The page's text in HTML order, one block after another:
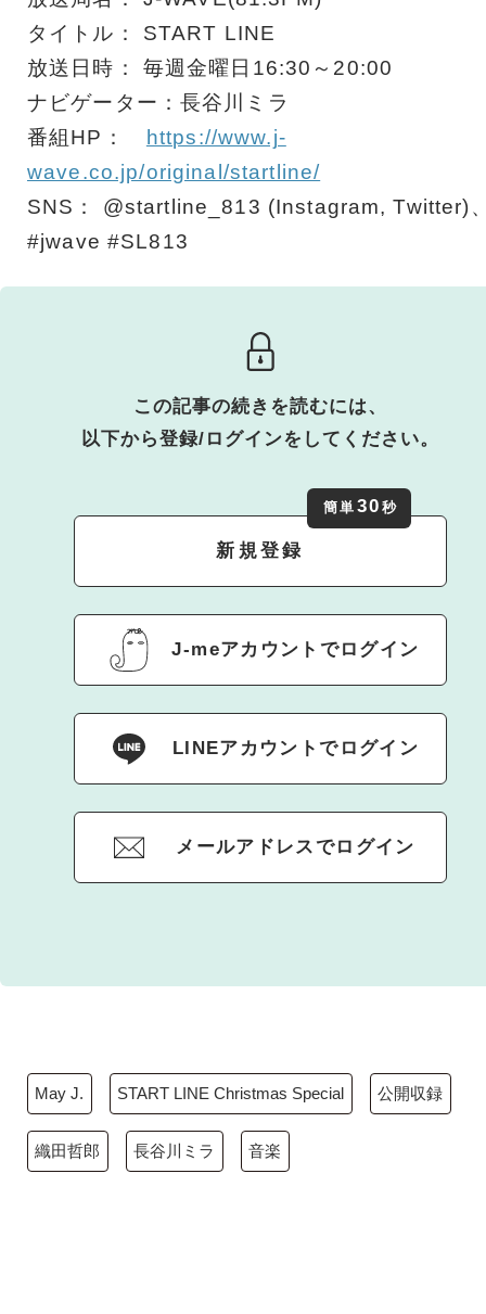
タイトル： START LINE
放送日時： 毎週金曜日16:30～20:00
ナビゲーター：長谷川ミラ
番組HP：
https://www.j-
wave.co.jp/original/startline/
SNS： @startline_813 (Instagram, Twitter)
#jwave #SL813
この記事の続きを読むには、
以下から登録/ログインをしてください。
新規登録
簡単 30 秒
J-meアカウントでログイン
LINEアカウントでログイン
メールアドレスでログイン
May J. START LINE Christmas Special 公開収録
織田哲郎 長谷川ミラ 音楽